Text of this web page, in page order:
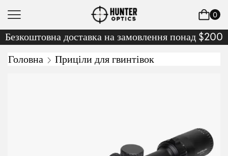
0
Безкоштовна доставка на замовлення понад $200
Головна
Приціли для гвинтівок